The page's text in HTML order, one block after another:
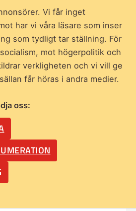
Vi får inget
har vi våra läsare som inser
som tydligt tar ställning. För
mot högerpolitik och
verkligheten och vi vill ge
får höras i andra medier.
oss: